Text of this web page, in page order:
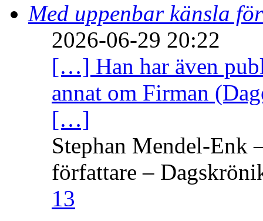
Med uppenbar känsla
2026-06-29 20:22
[…] Han har även
annat om Firman
[…]
Stephan Mendel-Enk
författare –
13